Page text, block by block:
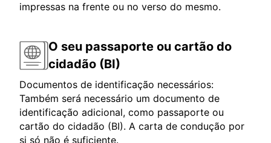
impressas na frente ou no verso do mesmo.
O seu passaporte ou cartão do
cidadão (BI)
Documentos de identificação necessários:
Também será necessário um documento de
identificação adicional, como passaporte ou
cartão do cidadão (BI). A carta de condução por
si só não é suficiente.